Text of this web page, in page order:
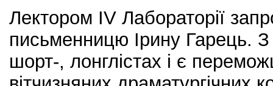
Лектором IV Лабораторії
письменницю Ірину Гарець. З
шорт-, лонглістах і є